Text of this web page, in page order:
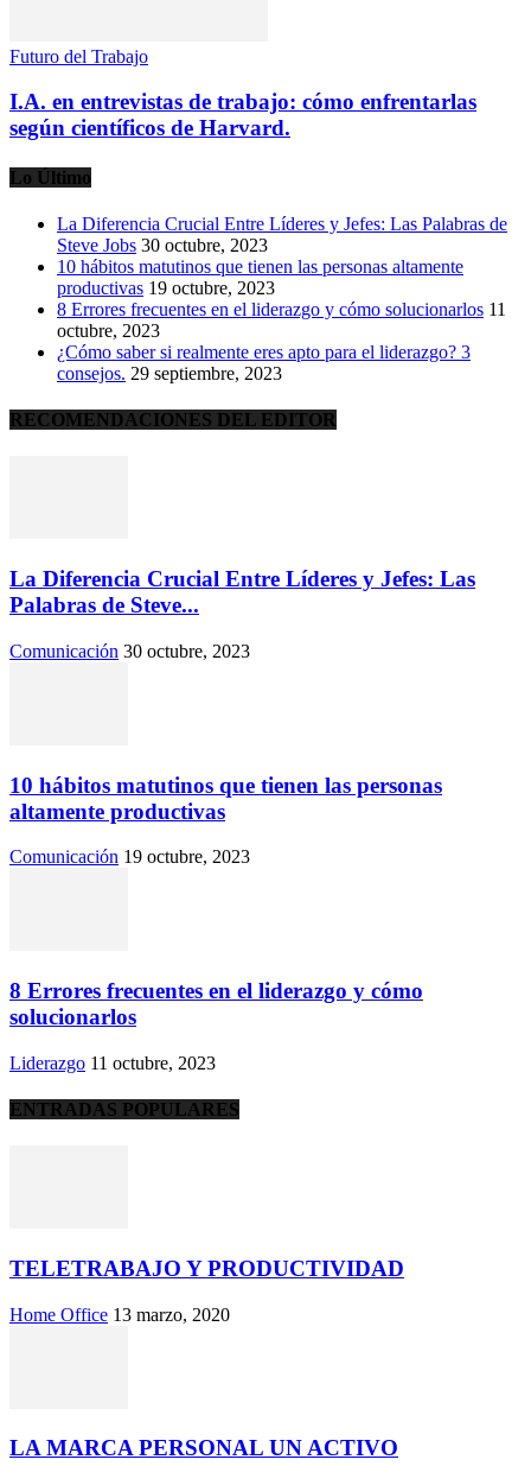
Futuro del Trabajo
I.A. en entrevistas de trabajo: cómo enfrentarlas
según científicos de Harvard.
Lo Último
La Diferencia Crucial Entre Líderes y Jefes: Las Palabras de
Steve Jobs 30 octubre, 2023
10 hábitos matutinos que tienen las personas altamente
productivas 19 octubre, 2023
8 Errores frecuentes en el liderazgo y cómo solucionarlos 11
octubre, 2023
¿Cómo saber si realmente eres apto para el liderazgo? 3
consejos. 29 septiembre, 2023
RECOMENDACIONES DEL EDITOR
La Diferencia Crucial Entre Líderes y Jefes: Las
Palabras de Steve...
Comunicación 30 octubre, 2023
10 hábitos matutinos que tienen las personas
altamente productivas
Comunicación 19 octubre, 2023
8 Errores frecuentes en el liderazgo y cómo
solucionarlos
Liderazgo 11 octubre, 2023
ENTRADAS POPULARES
TELETRABAJO Y PRODUCTIVIDAD
Home Office 13 marzo, 2020
LA MARCA PERSONAL UN ACTIVO